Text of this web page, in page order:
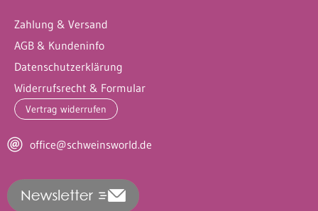
Zahlung & Versand
AGB & Kundeninfo
Datenschutzerklärung
Widerrufsrecht & Formular
Vertrag widerrufen
office@schweinsworld.de